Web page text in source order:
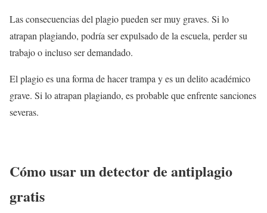
Las consecuencias del plagio pueden ser muy graves. Si lo
atrapan plagiando, podría ser expulsado de la escuela, perder su
trabajo o incluso ser demandado.
El plagio es una forma de hacer trampa y es un delito académico
grave. Si lo atrapan plagiando, es probable que enfrente sanciones
severas.
Cómo usar un detector de antiplagio
gratis